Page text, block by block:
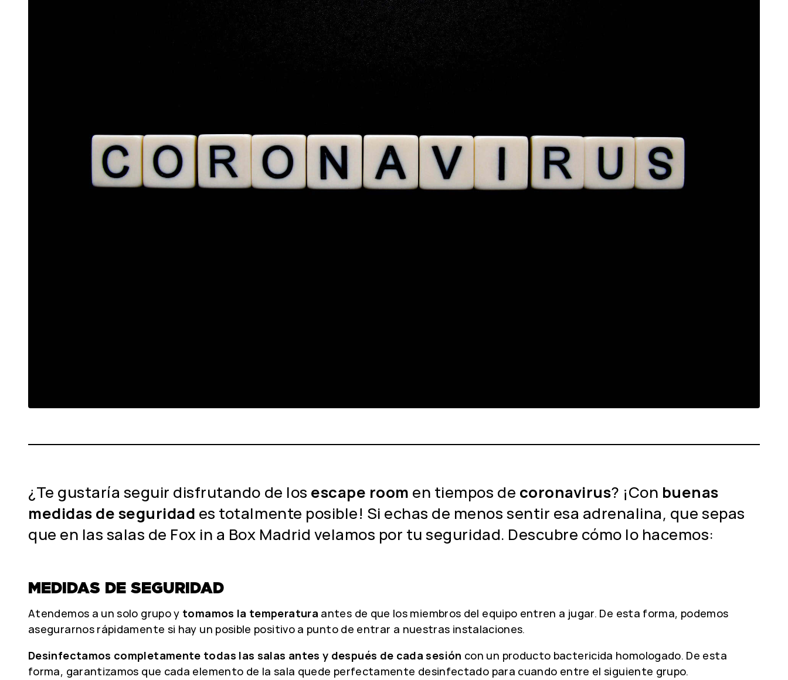
¿Te gustaría seguir disfrutando de los escape room en tiempos de coronavirus? ¡Con buenas
medidas de seguridad es totalmente posible! Si echas de menos sentir esa adrenalina, que sepas
que en las salas de Fox in a Box Madrid velamos por tu seguridad. Descubre cómo lo hacemos:
MEDIDAS DE SEGURIDAD
Atendemos a un solo grupo y tomamos la temperatura antes de que los miembros del equipo entren a jugar. De esta forma, podemos
asegurarnos rápidamente si hay un posible positivo a punto de entrar a nuestras instalaciones.
Desinfectamos completamente todas las salas antes y después de cada sesión con un producto bactericida homologado. De esta
forma, garantizamos que cada elemento de la sala quede perfectamente desinfectado para cuando entre el siguiente grupo.